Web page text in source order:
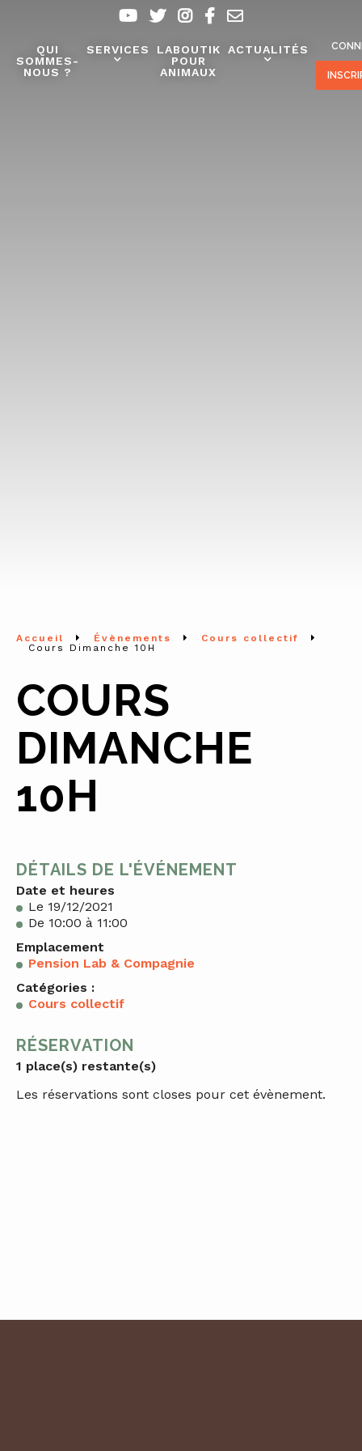
QUI
SOMMES-
NOUS ?
SERVICES
LABOUTIK
POUR
ANIMAUX
ACTUALITÉS
Accueil Évènements
Cours collectif
Cours Dimanche 10H
COURS
DIMANCHE
10H
DÉTAILS DE L'ÉVÉNEMENT
Date et heures
Le 19/12/2021
De 10:00 à 11:00
Emplacement
Pension Lab & Compagnie
Catégories :
Cours collectif
RÉSERVATION
1 place(s) restante(s)
Les réservations sont closes pour cet évènement.